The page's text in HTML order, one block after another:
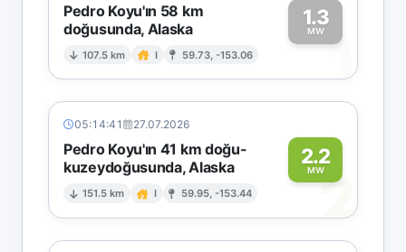
Pedro Koyu'ın 58 km
doğusunda, Alaska
107.5 km I 59.73, -153.06
1.3
MW1
05:14:41 27.07.2026
Pedro Koyu'ın 41 km doğu-
kuzeydoğusunda, Alaska
151.5 km I 59.95, -153.44
2.2
MW2